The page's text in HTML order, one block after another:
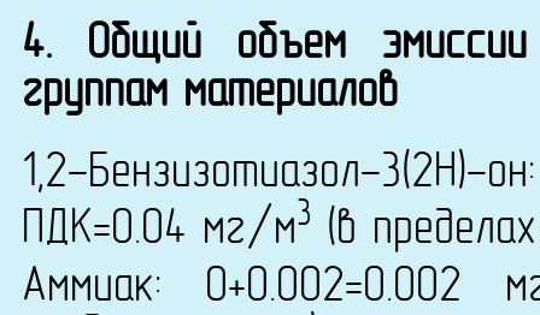
4. Общий объем
группам материалов
1,2-Бензизотиазол-
ПДК=0.04 мг/м3 (в
Аммиак: 0+0.002=0.002